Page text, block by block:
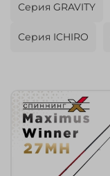
Серия GRAVITY
Серия ICHIRO